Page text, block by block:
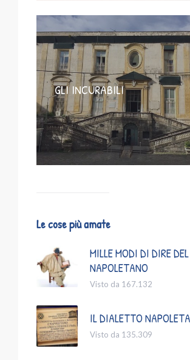
GLI INCURABILI
Le cose più amate
MILLE MODI DI DIRE
NAPOLETANO
Visto da 167.132
IL DIALETTO
Visto da 135.309